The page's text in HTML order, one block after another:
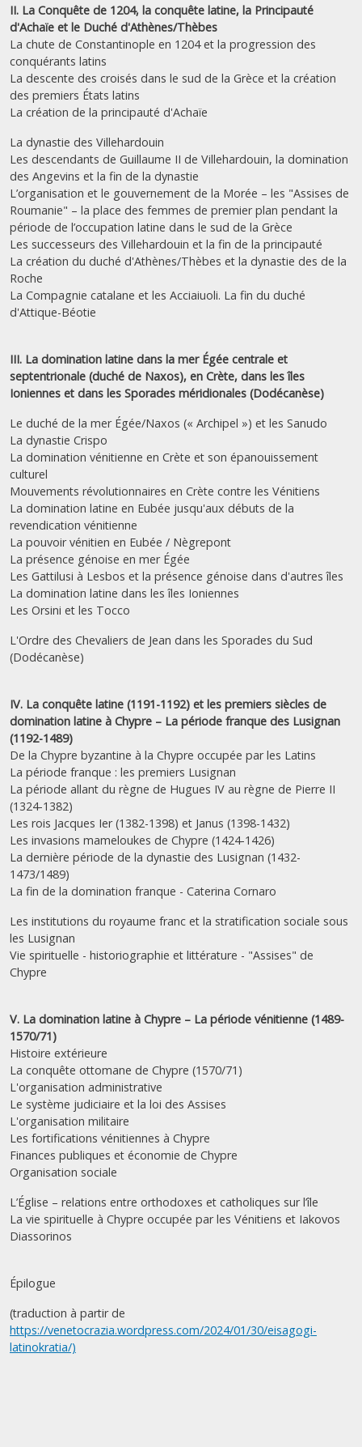
II. La Conquête de 1204, la conquête latine, la Principauté
d'Achaïe et le Duché d'Athènes/Thèbes
La chute de Constantinople en 1204 et la progression des
conquérants latins
La descente des croisés dans le sud de la Grèce et la création
des premiers États latins
La création de la principauté d'Achaïe
La dynastie des Villehardouin
Les descendants de Guillaume II de Villehardouin, la domination
des Angevins et la fin de la dynastie
L’organisation et le gouvernement de la Morée – les "Assises de
Roumanie" – la place des femmes de premier plan pendant la
période de l’occupation latine dans le sud de la Grèce
Les successeurs des Villehardouin et la fin de la principauté
La création du duché d'Athènes/Thèbes et la dynastie des de la
Roche
La Compagnie catalane et les Acciaiuoli. La fin du duché
d'Attique-Béotie
III. La domination latine dans la mer Égée centrale et
septentrionale (duché de Naxos), en Crète, dans les îles
Ioniennes et dans les Sporades méridionales (Dodécanèse)
Le duché de la mer Égée/Naxos (« Archipel ») et les Sanudo
La dynastie Crispo
La domination vénitienne en Crète et son épanouissement
culturel
Mouvements révolutionnaires en Crète contre les Vénitiens
La domination latine en Eubée jusqu'aux débuts de la
revendication vénitienne
La pouvoir vénitien en Eubée / Nègrepont
La présence génoise en mer Égée
Les Gattilusi à Lesbos et la présence génoise dans d'autres îles
La domination latine dans les îles Ioniennes
Les Orsini et les Tocco
L'Ordre des Chevaliers de Jean dans les Sporades du Sud
(Dodécanèse)
IV. La conquête latine (1191-1192) et les premiers siècles de
domination latine à Chypre – La période franque des Lusignan
(1192-1489)
De la Chypre byzantine à la Chypre occupée par les Latins
La période franque : les premiers Lusignan
La période allant du règne de Hugues IV au règne de Pierre II
(1324-1382)
Les rois Jacques Ier (1382-1398) et Janus (1398-1432)
Les invasions mameloukes de Chypre (1424-1426)
La dernière période de la dynastie des Lusignan (1432-
1473/1489)
La fin de la domination franque - Caterina Cornaro
Les institutions du royaume franc et la stratification sociale sous
les Lusignan
Vie spirituelle - historiographie et littérature - "Assises" de
Chypre
V. La domination latine à Chypre – La période vénitienne (1489-
1570/71)
Histoire extérieure
La conquête ottomane de Chypre (1570/71)
L'organisation administrative
Le système judiciaire et la loi des Assises
L'organisation militaire
Les fortifications vénitiennes à Chypre
Finances publiques et économie de Chypre
Organisation sociale
L’Église – relations entre orthodoxes et catholiques sur l’île
La vie spirituelle à Chypre occupée par les Vénitiens et Iakovos
Diassorinos
Épilogue
(traduction à partir de
https://venetocrazia.wordpress.com/2024/01/30/eisagogi-
latinokratia/)